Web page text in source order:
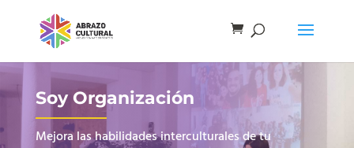
Soy Organización
Mejora las habilidades interculturales de tu